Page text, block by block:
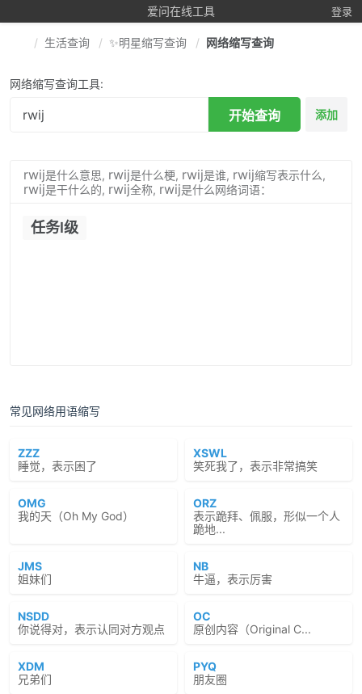
爱问在线工具 登录
生活查询 ✨明星缩写查询 网络缩写查询
网络缩写查询工具:
开始查询 添加
rwij是什么意思, rwij是什么梗, rwij是谁, rwij缩写表示什么,
rwij是干什么的, rwij全称, rwij是什么网络词语：
任务I级
常见网络用语缩写
ZZZ
睡觉，表示困了
XSWL
笑死我了，表示非常搞笑
OMG
我的天（Oh My God）
ORZ
表示跪拜、佩服，形似一个人
跪地...
JMS
姐妹们
NB
牛逼，表示厉害
NSDD
你说得对，表示认同对方观点
OC
原创内容（Original C...
XDM
兄弟们
PYQ
朋友圈